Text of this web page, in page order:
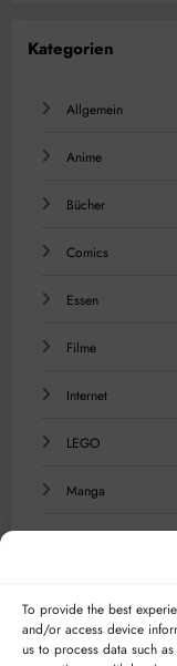
To provide the best
and/or access device
us to process data such
Kategorien
Allgemein
Anime
Bücher
Comics
Essen
Filme
Internet
LEGO
Manga
Serien